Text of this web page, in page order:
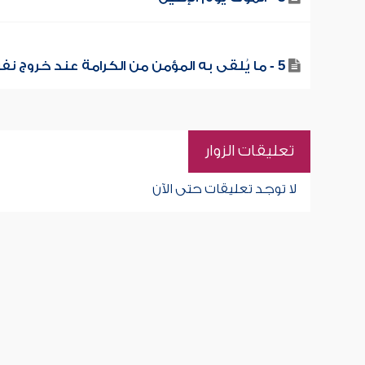
5 - ما يُلقى به المؤمن من الكرامة عند خروج نفسه
تعليقات الزوار
لا توجد تعليقات حتى الآن